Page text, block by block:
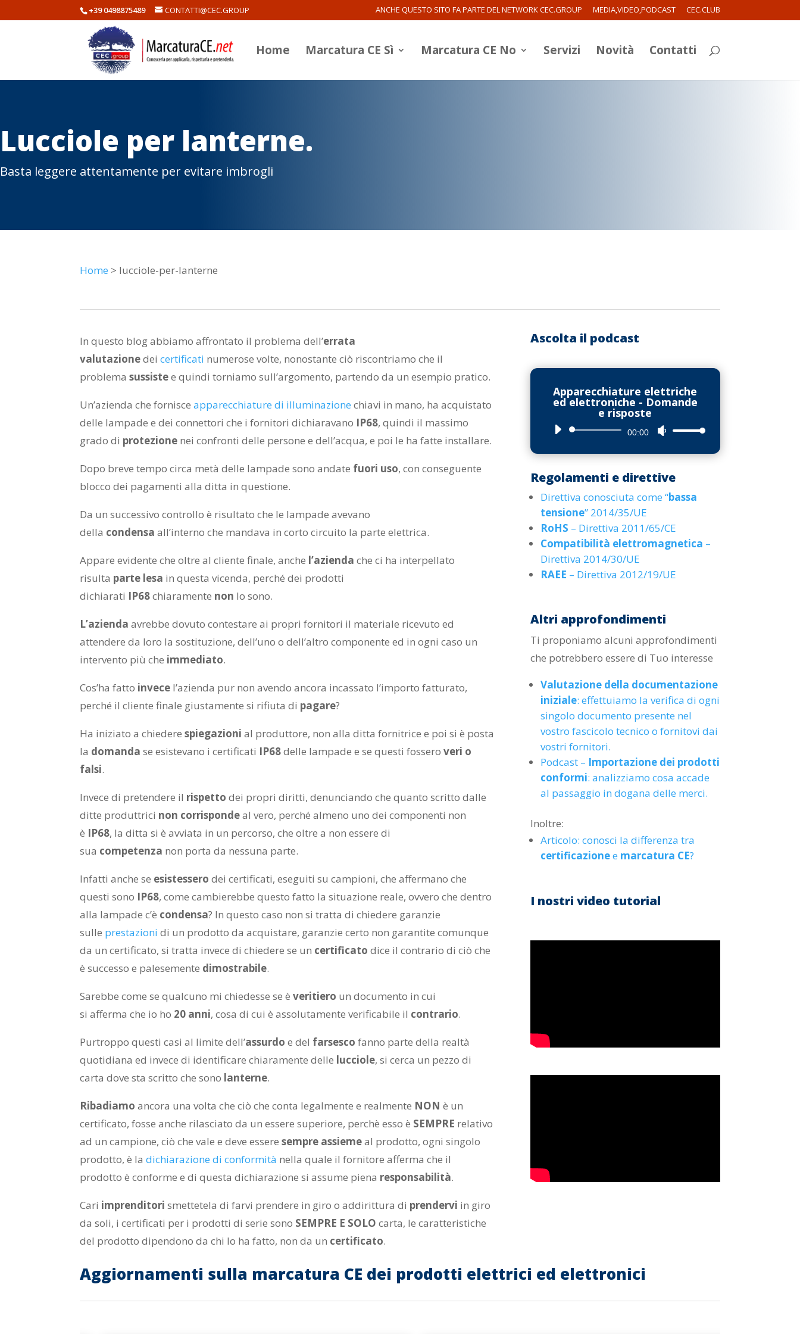
+39 0498875489 CONTATTI@CEC.GROUP ANCHE QUESTO SITO FA PARTE DEL NETWORK CEC.GROUP MEDIA,VIDEO,PODCAST CEC.CLUB
Home Marcatura CE Sì Marcatura CE No Servizi Novità Contatti
Lucciole per lanterne.
Basta leggere attentamente per evitare imbrogli
Home > lucciole-per-lanterne
In questo blog abbiamo affrontato il problema dell’errata
valutazionedei certificati numerose volte, nonostante ciò riscontriamo che il
problema sussistee quindi torniamo sull’argomento, partendo da un esempio pratico.
Un’azienda che fornisceapparecchiature di illuminazione chiavi in mano, ha acquistato
delle lampade e dei connettori che i fornitori dichiaravano IP68, quindi il massimo
grado di protezione nei confronti delle persone e dell’acqua, e poi le ha fatte installare.
Dopo breve tempo circa metà delle lampade sono andate fuori uso, con conseguente
blocco dei pagamenti alla ditta in questione.
Da un successivo controllo è risultato che le lampade avevano
della condensa all’interno che mandava in corto circuito la parte elettrica.
Appare evidente che oltre al cliente finale, anche l’azienda che ci ha interpellato
risulta parte lesa in questa vicenda, perché dei prodotti
dichiarati IP68chiaramente non lo sono.
L’azienda avrebbe dovuto contestare ai propri fornitori il materiale ricevuto ed
attendere da loro la sostituzione, dell’uno o dell’altro componente ed in ogni caso un
intervento più che immediato.
Cos’ha fatto invece l’azienda pur non avendo ancora incassato l’importo fatturato,
perché il cliente finale giustamente si rifiuta di pagare?
Ha iniziato a chiedere spiegazioni al produttore, non alla ditta fornitrice e poi si è posta
la domanda se esistevano i certificati IP68delle lampade e se questi fossero veri o
falsi.
Invece di pretendere il rispetto dei propri diritti, denunciando che quanto scritto dalle
ditte produttrici non corrispondeal vero, perché almeno uno dei componenti non
è IP68, la ditta si è avviata in un percorso, che oltre a non essere di
sua competenza non porta da nessuna parte.
Infatti anche se esistessero dei certificati, eseguiti su campioni, che affermano che
questi sono IP68, come cambierebbe questo fatto la situazione reale, ovvero che dentro
alla lampade c’è condensa? In questo caso non si tratta di chiedere garanzie
sulle prestazioni di un prodotto da acquistare, garanzie certo non garantite comunque
da un certificato, si tratta invece di chiedere se un certificato dice il contrario di ciò che
è successo e palesemente dimostrabile.
Sarebbe come se qualcuno mi chiedesse se è veritiero un documento in cui
si afferma che io ho 20 anni, cosa di cui è assolutamente verificabile il contrario.
Purtroppo questi casi al limite dell’assurdo e del farsesco fanno parte della realtà
quotidiana ed invece di identificare chiaramente delle lucciole, si cerca un pezzo di
carta dove sta scritto che sono lanterne.
Ribadiamo ancora una volta che ciò che conta legalmente e realmente NON è un
certificato, fosse anche rilasciato da un essere superiore, perchè esso è SEMPRE relativo
ad un campione, ciò che vale e deve essere sempre assiemeal prodotto, ogni singolo
prodotto, è la dichiarazione di conformità nella quale il fornitore afferma che il
prodotto è conforme e di questa dichiarazione si assume piena responsabilità.
Cari imprenditori smettetela di farvi prendere in giro o addirittura di prendervi in giro
da soli, i certificati per i prodotti di serie sono SEMPRE E SOLO carta, le caratteristiche
del prodotto dipendono da chi lo ha fatto, non da un certificato.
Ascolta il podcast
Apparecchiature elettriche
ed elettroniche - Domande
e risposte
Audio
00:00
Usa
freccia
su/giù
aumentare
o
il
Regolamenti e direttive
Direttiva conosciuta come “bassa
tensione” 2014/35/UE
RoHS – Direttiva 2011/65/CE
Compatibilità elettromagnetica –
Direttiva 2014/30/UE
RAEE – Direttiva 2012/19/UE
Altri approfondimenti
Ti proponiamo alcuni approfondimenti
che potrebbero essere di Tuo interesse
Valutazione della documentazione
iniziale: effettuiamo la verifica di ogni
singolo documento presente nel
vostro fascicolo tecnico o fornitovi dai
vostri fornitori.
Podcast – Importazione dei prodotti
conformi: analizziamo cosa accade
al passaggio in dogana delle merci.
Inoltre:
Articolo: conosci la differenza tra
certificazionee marcatura CE?
I nostri video tutorial
Aggiornamenti sulla marcatura CE dei prodotti elettrici ed elettronici